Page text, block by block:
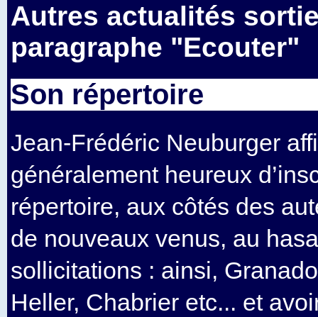
Autres actualités
paragraphe "Ecouter"
Son répertoire
Jean-Frédéric Neuburger
généralement heureux
répertoire, aux côtés des
de nouveaux venus, au
sollicitations : ainsi,
Heller, Chabrier etc... et